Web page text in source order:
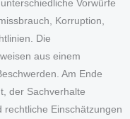
Vorwürfe
Korruption,
Die
aus einem
Am Ende
der Sachverhalte
rechtliche Einschätzungen